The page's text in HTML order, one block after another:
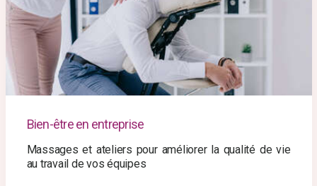
Bien-être en entreprise
Massages et ateliers pour améliorer la qualité de vie
au travail de vos équipes